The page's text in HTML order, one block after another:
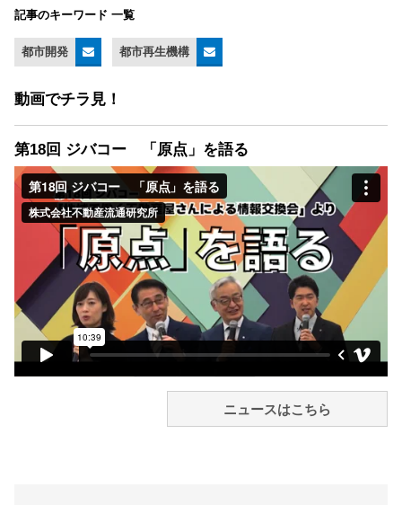
記事のキーワード 一覧
都市開発 都市再生機構
動画でチラ見！
第18回 ジバコー 「原点」を語る
ニュースはこちら